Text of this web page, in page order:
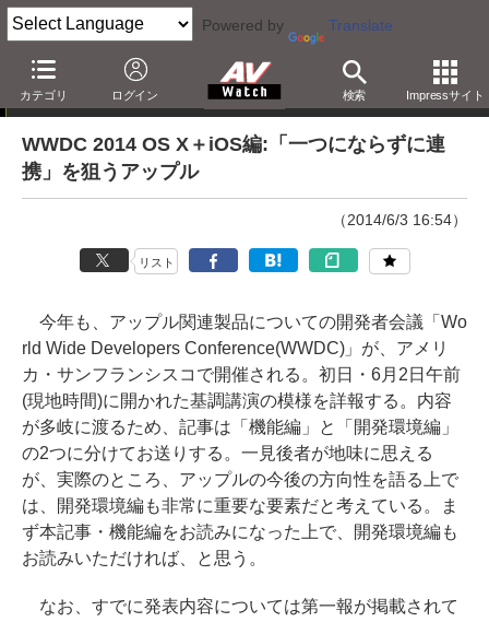
Powered by Translate
カテゴリ ログイン 検索 Impressサイト
西田宗千佳のRandomTracking
WWDC 2014 OS X＋iOS編:「一つにならずに連
携」を狙うアップル
（2014/6/3 16:54）
リスト
今年も、アップル関連製品についての開発者会議「Wo
rld Wide Developers Conference(WWDC)」が、アメリ
カ・サンフランシスコで開催される。初日・6月2日午前
(現地時間)に開かれた基調講演の模様を詳報する。内容
が多岐に渡るため、記事は「機能編」と「開発環境編」
の2つに分けてお送りする。一見後者が地味に思える
が、実際のところ、アップルの今後の方向性を語る上で
は、開発環境編も非常に重要な要素だと考えている。ま
ず本記事・機能編をお読みになった上で、開発環境編も
お読みいただければ、と思う。
なお、すでに発表内容については第一報が掲載されて